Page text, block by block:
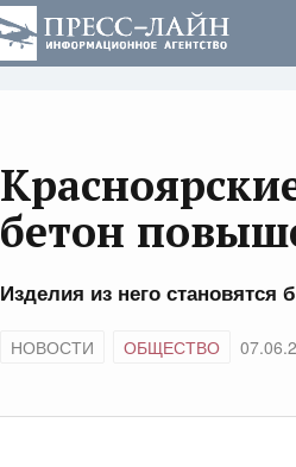
бетон
Изделия из него
НОВОСТИ ОБЩЕСТВО